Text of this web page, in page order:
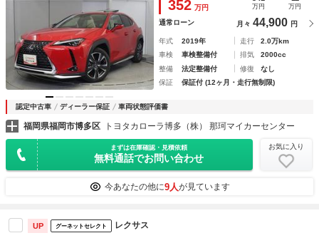
352 万円 万円 万円
通常ローン 月々 44,900 円
年式 2019年 走行
2.0万km
車検
車検整備付 排気
2000cc
整備
法定整備付 修復
なし
保証
保証付 (12ヶ月・走行無制限)
認定中古車 ディーラー保証 車両状態評価書
福岡県福岡市博多区 トヨタカローラ博多（株） 那珂マイカーセンター
まずは在庫確認・見積依頼
無料通話でお問い合わせ
お気に入り
今あなたの他に9人が見ています
UP グーネットセレクト レクサス